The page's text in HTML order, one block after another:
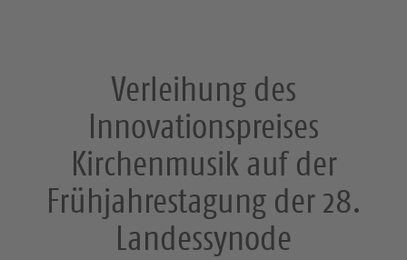
Verleihung des
Innovationspreises
Kirchenmusik auf der
Frühjahrestagung der 28.
Landessynode